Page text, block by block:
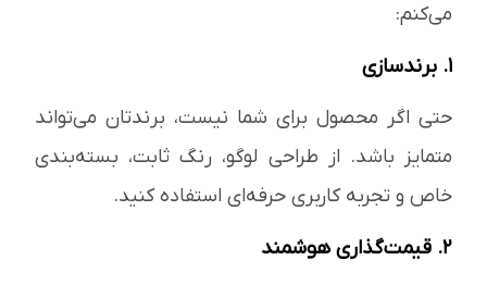
می‌کنم:
۱. برندسازی
حتی اگر محصول برای شما نیست، برندتان می‌تواند
متمایز باشد. از طراحی لوگو، رنگ ثابت، بسته‌بندی
خاص و تجربه کاربری حرفه‌ای استفاده کنید.
۲. قیمت‌گذاری هوشمند